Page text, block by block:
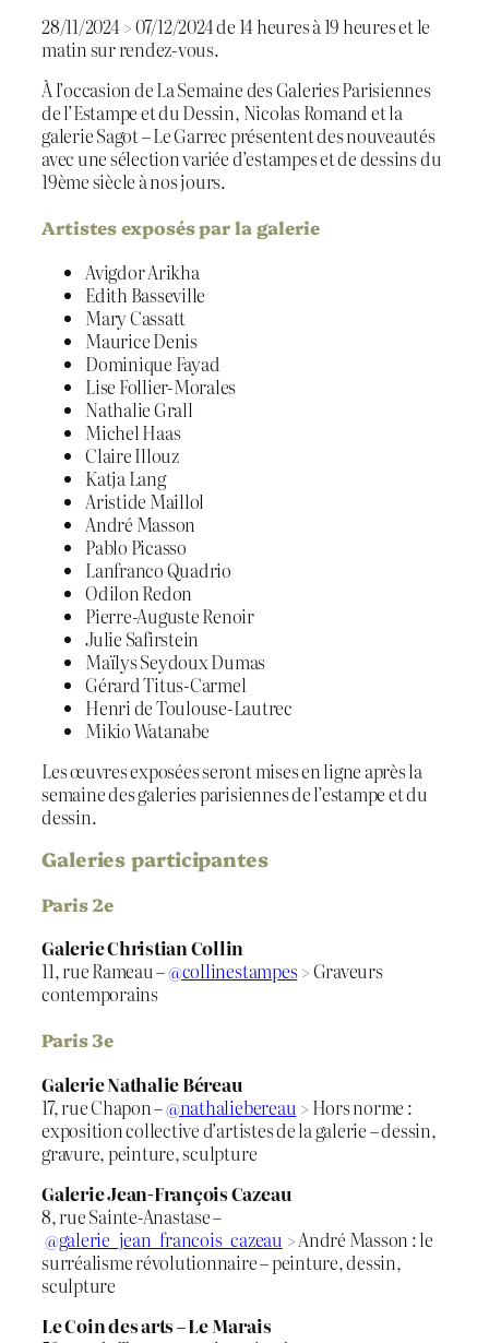
28/11/2024 > 07/12/2024 de 14 heures à 19 heures et le
matin sur rendez-vous.
À l’occasion de La Semaine des Galeries Parisiennes
de l’Estampe et du Dessin, Nicolas Romand et la
galerie Sagot – Le Garrec présentent des nouveautés
avec une sélection variée d’estampes et de dessins du
19ème siècle à nos jours.
Artistes exposés par la galerie
Avigdor Arikha
Edith Basseville
Mary Cassatt
Maurice Denis
Dominique Fayad
Lise Follier-Morales
Nathalie Grall
Michel Haas
Claire Illouz
Katja Lang
Aristide Maillol
André Masson
Pablo Picasso
Lanfranco Quadrio
Odilon Redon
Pierre-Auguste Renoir
Julie Safirstein
Maïlys Seydoux Dumas
Gérard Titus-Carmel
Henri de Toulouse-Lautrec
Mikio Watanabe
Les œuvres exposées seront mises en ligne après la
semaine des galeries parisiennes de l’estampe et du
dessin.
Galeries participantes
Paris 2e
Galerie Christian Collin
11, rue Rameau –@collinestampes> Graveurs
contemporains
Paris 3e
Galerie Nathalie Béreau
17, rue Chapon –@nathaliebereau > Hors norme :
exposition collective d’artistes de la galerie – dessin,
gravure, peinture, sculpture
Galerie Jean-François Cazeau
8, rue Sainte-Anastase –
@galerie_jean_francois_cazeau > André Masson : le
surréalisme révolutionnaire – peinture, dessin,
sculpture
Le Coin des arts – Le Marais